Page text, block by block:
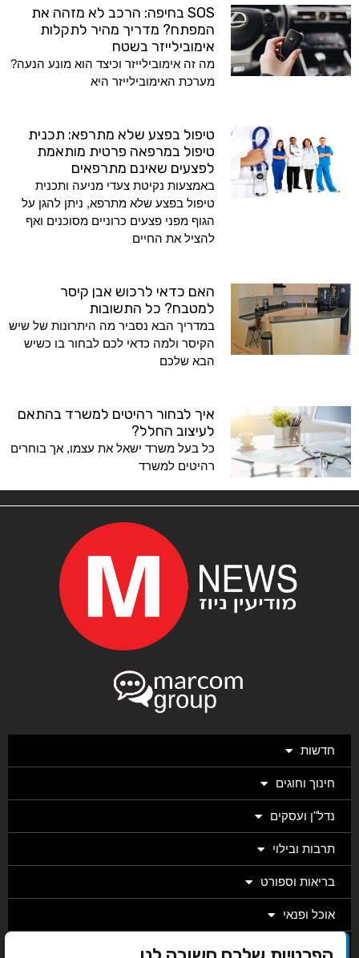
SOS בחיפה: הרכב לא מזהה את
המפתח? מדריך מהיר לתקלות
אימובילייזר בשטח
מה זה אימובילייזר וכיצד הוא מונע הנעה?
מערכת האימובילייזר היא
טיפול בפצע שלא מתרפא: תכנית
טיפול במרפאה פרטית מותאמת
לפצעים שאינם מתרפאים
באמצעות נקיטת צעדי מניעה ותכנית
טיפול בפצע שלא מתרפא, ניתן להגן על
הגוף מפני פצעים כרוניים מסוכנים ואף
להציל את החיים
האם כדאי לרכוש אבן קיסר
למטבח? כל התשובות
במדריך הבא נסביר מה היתרונות של שיש
הקיסר ולמה כדאי לכם לבחור בו כשיש
הבא שלכם
איך לבחור רהיטים למשרד בהתאם
לעיצוב החלל?
כל בעל משרד ישאל את עצמו, אך בוחרים
רהיטים למשרד
חדשות
חינוך וחוגים
נדל"ן ועסקים
תרבות ובילוי
בריאות וספורט
אוכל ופנאי